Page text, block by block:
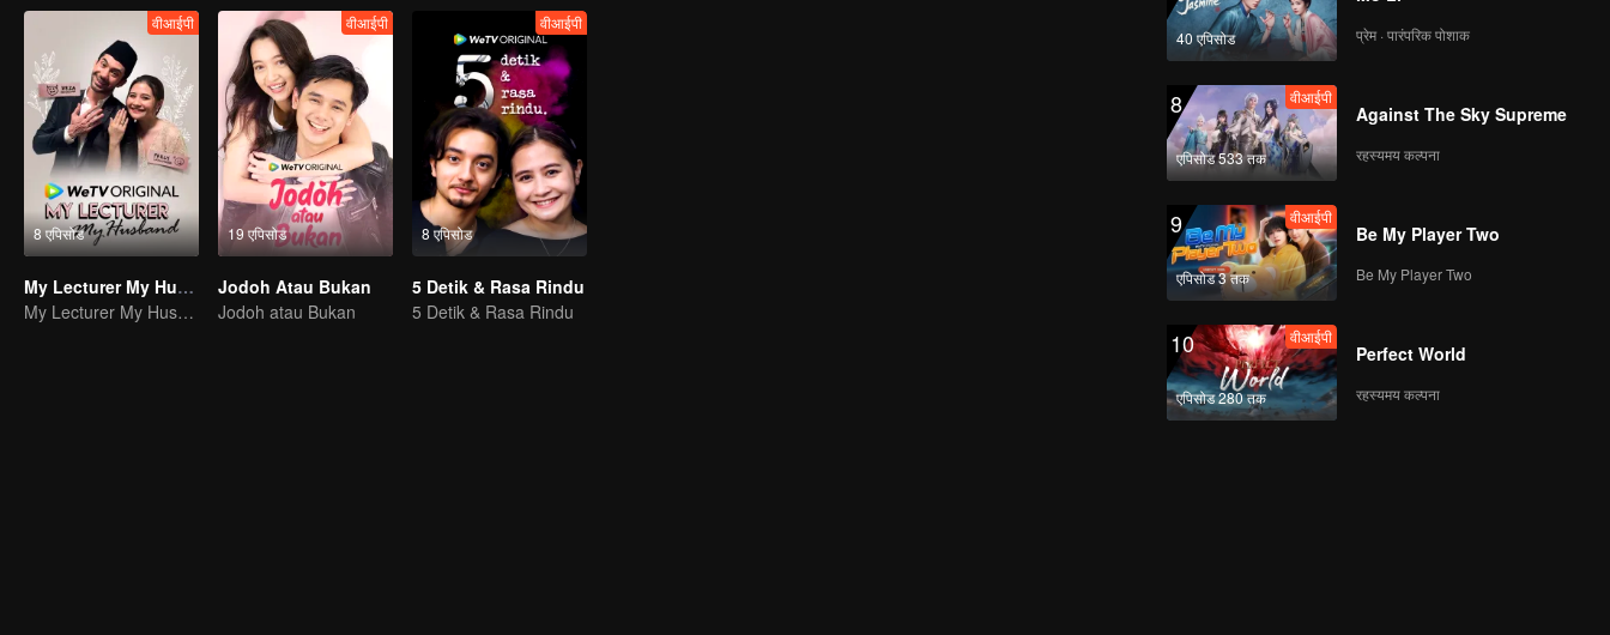
8 एपिसोड
वीआईपी
My Lecturer My Husband
My Lecturer My Husband
19 एपिसोड
वीआईपी
Jodoh Atau Bukan
Jodoh atau Bukan
8 एपिसोड
वीआईपी
5 Detik & Rasa Rindu
5 Detik & Rasa Rindu
40 एपिसोड प्रेम · पारंपरिक पोशाक
8
एपिसोड 533 तक
वीआईपी
Against The Sky Supreme
रहस्यमय कल्पना
9
एपिसोड 3 तक
वीआईपी
Be My Player Two
Be My Player Two
10
एपिसोड 280 तक
वीआईपी
Perfect World
रहस्यमय कल्पना